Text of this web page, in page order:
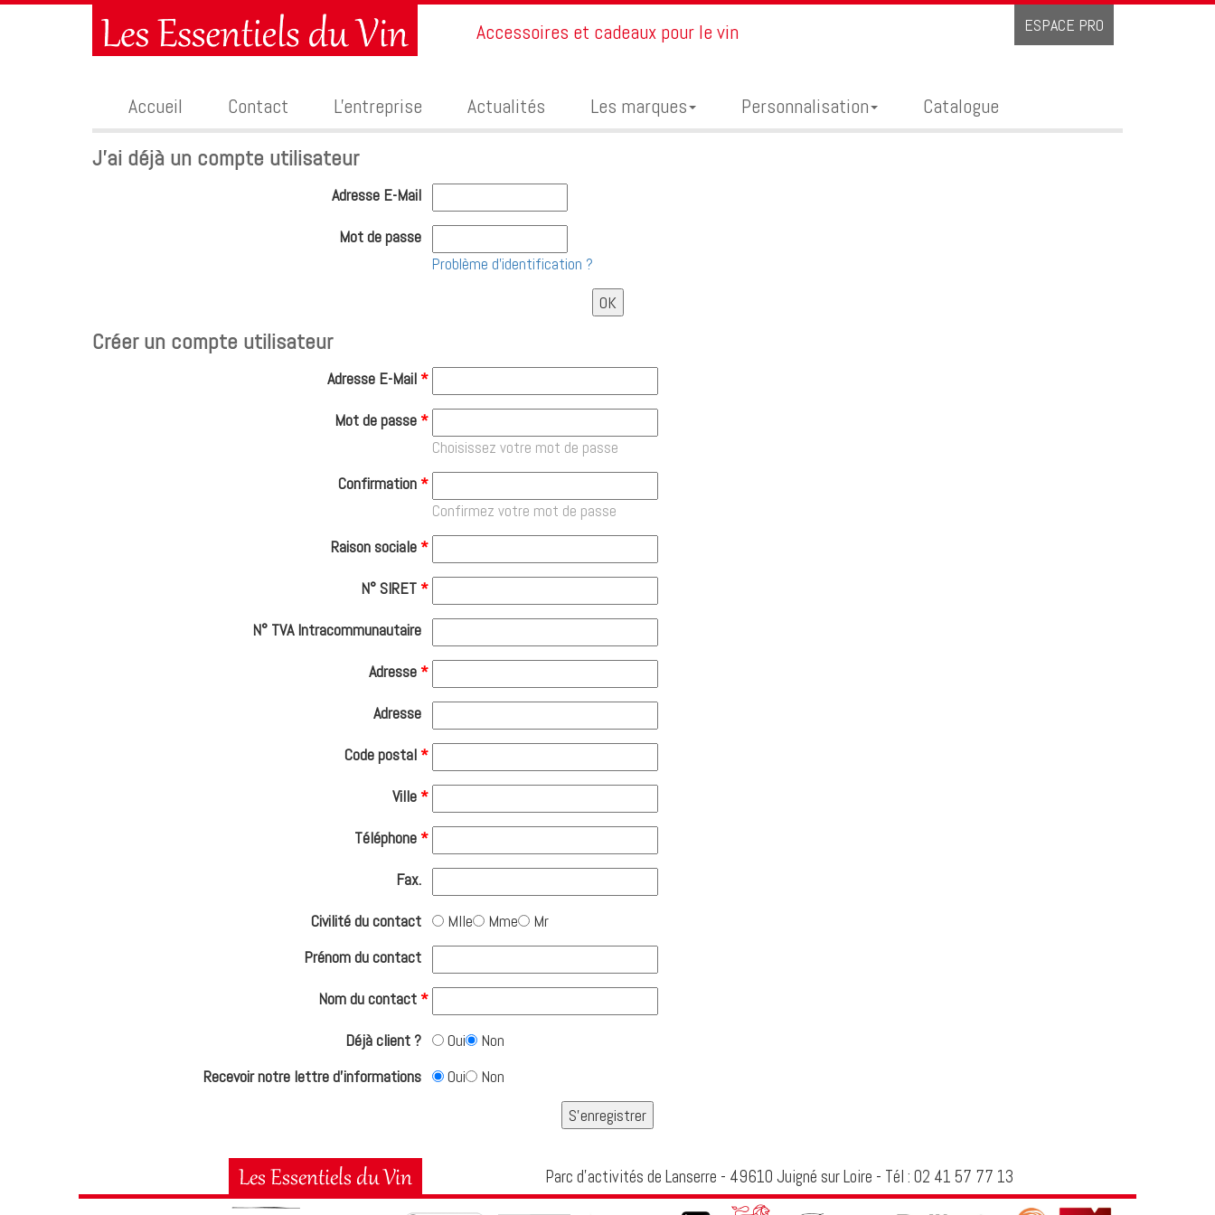
Accessoires et cadeaux pour le vin ESPACE PRO
Accueil Contact L'entreprise Actualités Les marques Personnalisation Catalogue
J'ai déjà un compte utilisateur
Adresse E-Mail
Mot de passe
Problème d'identification ?
Créer un compte utilisateur
Adresse E-Mail *
Mot de passe *
Choisissez votre mot de passe
Confirmation *
Confirmez votre mot de passe
Raison sociale *
N° SIRET *
N° TVA Intracommunautaire
Adresse *
Adresse
Code postal *
Ville *
Téléphone *
Fax.
Civilité du contact
Mlle Mme
Mr
Prénom du contact
Nom du contact *
Déjà client ?
Oui
Non
Recevoir notre lettre d'informations
Oui Non
Parc d’activités de Lanserre - 49610 Juigné sur Loire - Tél : 02 41 57 77 13